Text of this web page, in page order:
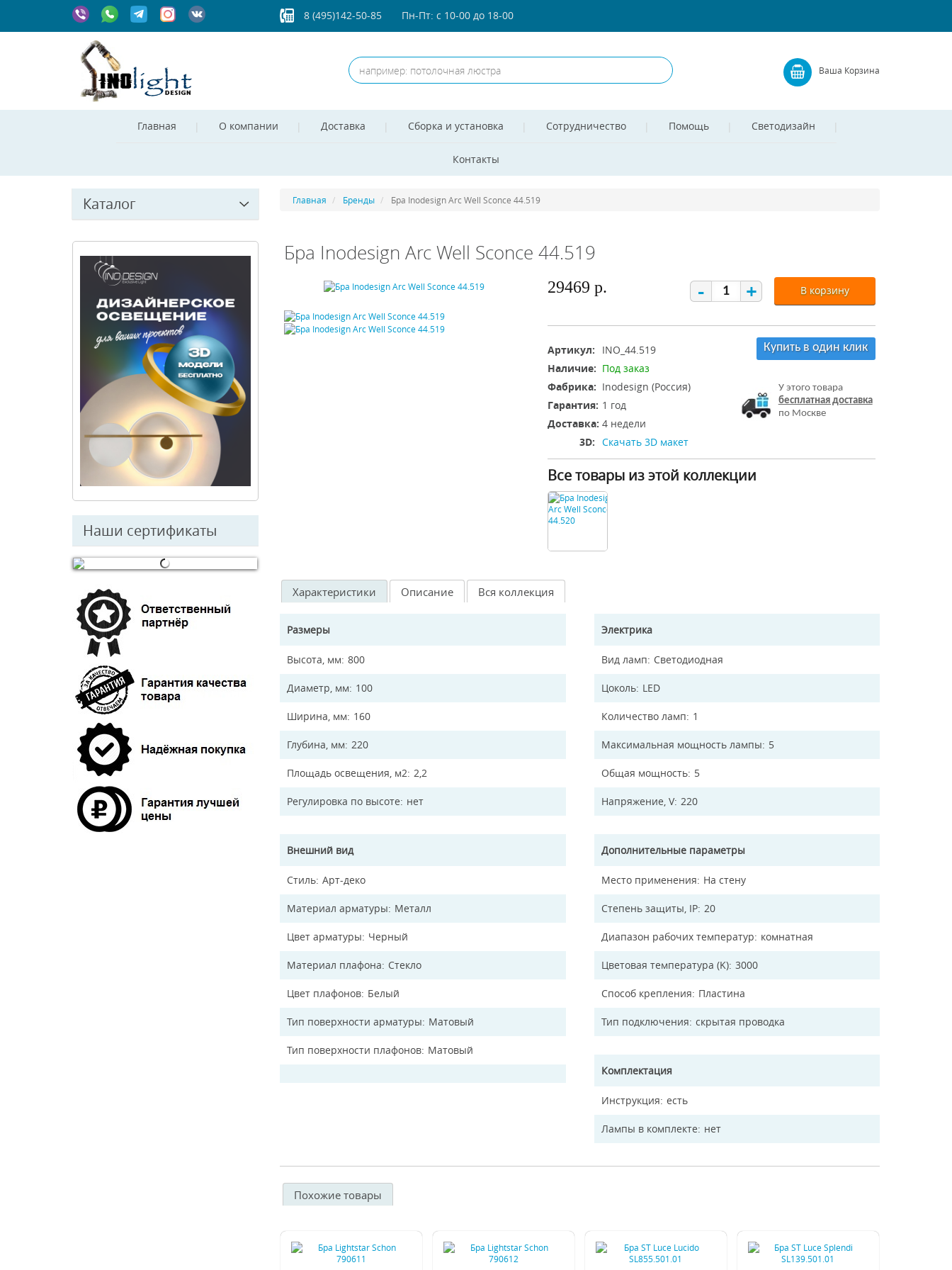
8 (495)142-50-85 Пн-Пт: с 10-00 до 18-00
Ваша Корзина
Главная О компании Доставка Сборка и установка Сотрудничество Помощь Светодизайн
Контакты
Каталог
Наши сертификаты
Главная Бренды Бра Inodesign Arc Well Sconce 44.519
Бра Inodesign Arc Well Sconce 44.519
29469 р. - + В корзину
Артикул:
INO_44.519
Наличие: Под заказ
Фабрика: Inodesign (Россия)
Гарантия: 1 год
Доставка: 4 недели
3D: Скачать 3D макет
Купить в один клик
У этого товара
бесплатная доставка
по Москве
Все товары из этой коллекции
Характеристики Описание Вся коллекция
Размеры
Высота, мм 800
Диаметр, мм 100
Ширина, мм 160
Глубина, мм 220
Площадь освещения, м2 2,2
Регулировка по высоте нет
Внешний вид
Стиль Арт-деко
Материал арматуры Металл
Цвет арматуры Черный
Материал плафона Стекло
Цвет плафонов Белый
Тип поверхности арматуры Матовый
Тип поверхности плафонов Матовый
Электрика
Вид ламп Светодиодная
Цоколь LED
Количество ламп 1
Максимальная мощность лампы 5
Общая мощность 5
Напряжение, V 220
Дополнительные параметры
Место применения На стену
Степень защиты, IP 20
Диапазон рабочих температур комнатная
Цветовая температура (K) 3000
Способ крепления Пластина
Тип подключения скрытая проводка
Комплектация
Инструкция есть
Лампы в комплекте нет
Похожие товары